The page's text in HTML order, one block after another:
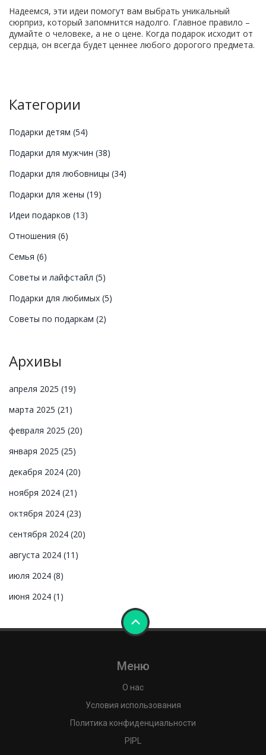
Надеемся, эти идеи помогут вам выбрать уникальный
сюрприз, который запомнится надолго. Главное правило –
думайте о человеке, а не о цене. Когда подарок исходит от
сердца, он всегда будет ценнее любого дорогого предмета.
Категории
Подарки детям (54)
Подарки для мужчин (38)
Подарки для любовницы (34)
Подарки для жены (19)
Идеи подарков (13)
Отношения (6)
Семья (6)
Советы и лайфстайл (5)
Подарки для любимых (5)
Советы по подаркам (2)
Архивы
апреля 2025 (19)
марта 2025 (21)
февраля 2025 (20)
января 2025 (25)
декабря 2024 (20)
ноября 2024 (21)
октября 2024 (23)
сентября 2024 (20)
августа 2024 (11)
июля 2024 (8)
июня 2024 (1)
Меню
О нас
Условия использования
Политика конфиденциальности
PIPL